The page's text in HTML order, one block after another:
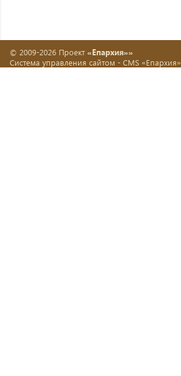
© 2009-2026 Проект «Епархия»»
Система управления сайтом - CMS «Епархия»